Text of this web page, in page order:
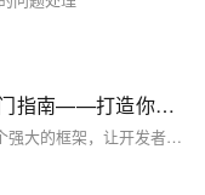
Xamarin.Forms：从零开始的快速入门指南——打造你的首个跨平台移动应用，轻松学会用C#和XAML构建iOS与Android通用界面的每一个步骤
【8月更文挑战第31天】Xamarin.Forms 是一个强大的框架，让开发者通过单一共享代码库构建跨平台移动应用，支持 iOS、Android 和 Windows。使用 C# 和 XAML，它简化了多平台开发流程并保持一致的用户体验。本指南通过创建一个简单的 “HelloXamarin” 应用演示了 Xamarin.Forms 的基本功能和工作原理。